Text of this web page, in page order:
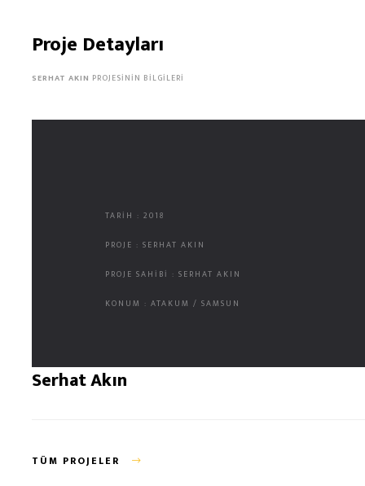
Proje Detayları
SERHAT AKIN PROJESININ BILGILERI
TARİH : 2018
PROJE : SERHAT AKIN
PROJE SAHİBİ : SERHAT AKIN
KONUM : ATAKUM / SAMSUN
Serhat Akın
TÜM PROJELER